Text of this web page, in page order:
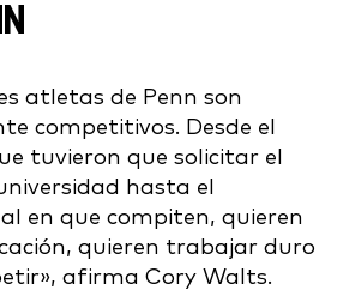
atletas de Penn son
competitivos. Desde el
tuvieron que solicitar el
hasta el
en que compiten, quieren
quieren trabajar duro
afirma Cory Walts.